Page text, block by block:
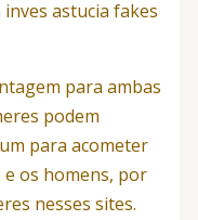
astucia fakes
para ambas
podem
para acometer
os homens, por
nesses sites.